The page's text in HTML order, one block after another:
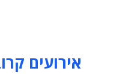
אירועים